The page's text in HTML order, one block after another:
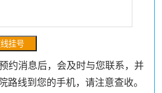
约消息后，会及时与您联系，并
路线到您的手机，请注意查收。